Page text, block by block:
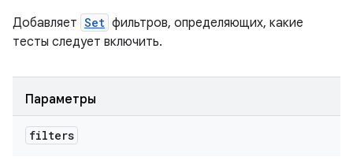
Добавляет Set фильтров, определяющих, какие
тесты следует включить.
Параметры
filters